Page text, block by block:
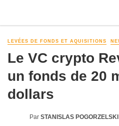
LEVÉES DE FONDS ET AQUISITIONS
Le VC crypto
un fonds de 20
dollars
Par STANISLAS POGORZELSKI